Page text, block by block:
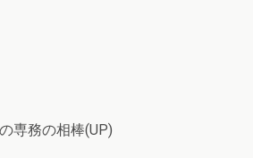
専務の相棒(UP)